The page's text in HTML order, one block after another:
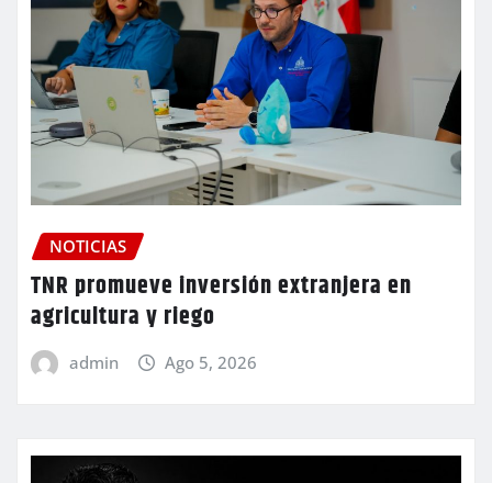
NOTICIAS
TNR promueve inversión extranjera en
agricultura y riego
admin Ago 5, 2026